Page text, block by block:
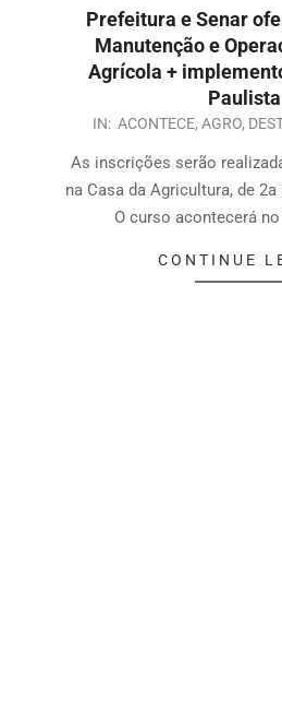
Prefeitura e Senar
Manutenção e
Agrícola +
Paulista
IN: ACONTECE, AGRO,
As inscrições serão
na Casa da Agricultura, de 2a
O curso acontecerá
CONTINUE